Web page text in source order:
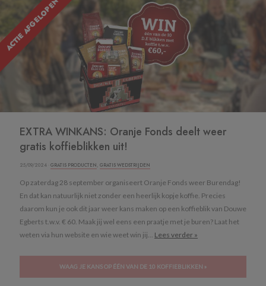
ACTIE AFGELOPEN
EXTRA WINKANS: Oranje Fonds deelt weer
gratis koffieblikken uit!
25/09/2024 · GRATIS PRODUCTEN, GRATIS WEDSTRIJDEN
Op zaterdag 28 september organiseert Oranje Fonds weer Burendag!
En dat kan natuurlijk niet zonder een heerlijk kopje koffie. Precies
daarom kun je ook dit jaar weer kans maken op een koffieblik van Douwe
Egberts t.w.v. € 60. Maak jij wel eens een praatje met je buren? Laat het
weten via hun website en wie weet win jij... Lees verder »
WAAG JE KANS OP ÉÉN VAN DE 10 KOFFIEBLIKKEN »